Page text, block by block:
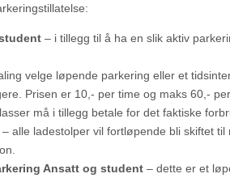
– i tillegg til å ha en slik aktiv
velge løpende parkering eller et
Prisen er 10,- per time og maks 60,-
må i tillegg betale for det faktiske
alle ladestolper vil fortløpende bli skiftet
Ansatt og student – dette er et